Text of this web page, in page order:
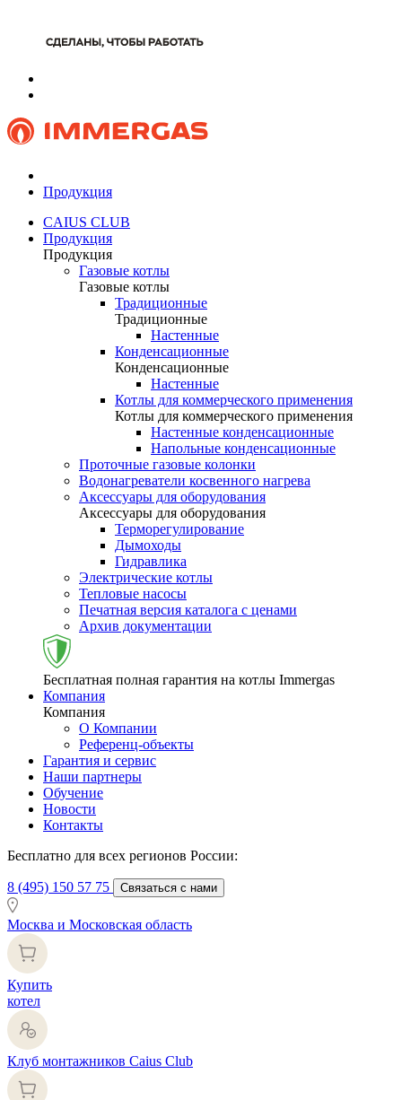
Продукция
CAIUS CLUB
Продукция
Продукция
Газовые котлы
Газовые котлы
Традиционные
Традиционные
Настенные
Конденсационные
Конденсационные
Настенные
Котлы для коммерческого применения
Котлы для коммерческого применения
Настенные конденсационные
Напольные конденсационные
Проточные газовые колонки
Водонагреватели косвенного нагрева
Аксессуары для оборудования
Аксессуары для оборудования
Терморегулирование
Дымоходы
Гидравлика
Электрические котлы
Тепловые насосы
Печатная версия каталога с ценами
Архив документации
Бесплатная полная гарантия на котлы Immergas
Компания
Компания
О Компании
Референц-объекты
Гарантия и сервис
Наши партнеры
Обучение
Новости
Контакты
Бесплатно для всех регионов России:
8 (495) 150 57 75 Связаться с нами
Москва и Московская область
Купить
котел
Клуб монтажников Caius Club